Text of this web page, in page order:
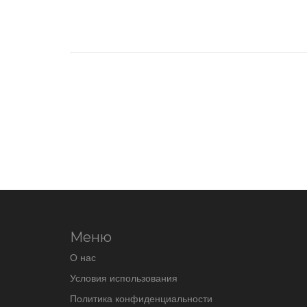
Меню
О нас
Условия использования
Политика конфиденциальности